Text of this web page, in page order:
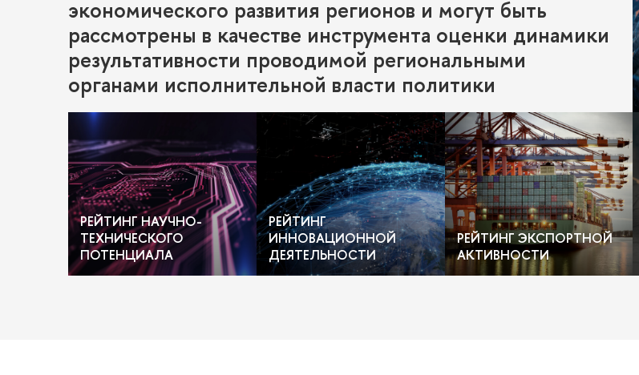
экономического развития регионов и могут быть
рассмотрены в качестве инструмента оценки динамики
результативности проводимой региональными
органами исполнительной власти политики
РЕЙТИНГ НАУЧНО-
ТЕХНИЧЕСКОГО
ПОТЕНЦИАЛА
РЕЙТИНГ
ИННОВАЦИОННОЙ
ДЕЯТЕЛЬНОСТИ
РЕЙТИНГ ЭКСПОРТНОЙ
АКТИВНОСТИ